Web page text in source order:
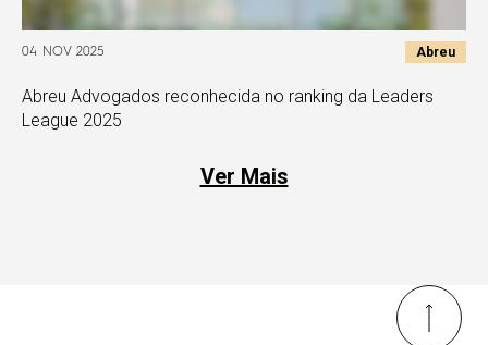
04 NOV 2025 Abreu
Abreu Advogados reconhecida no ranking da Leaders
League 2025
Ver Mais